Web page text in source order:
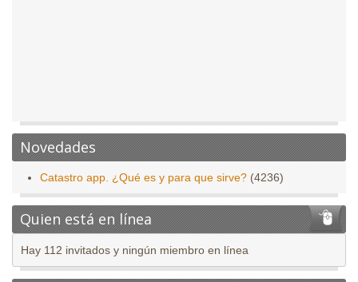
Novedades
Catastro app. ¿Qué es y para que sirve? (4236)
Quien está en línea
Hay 112 invitados y ningún miembro en línea